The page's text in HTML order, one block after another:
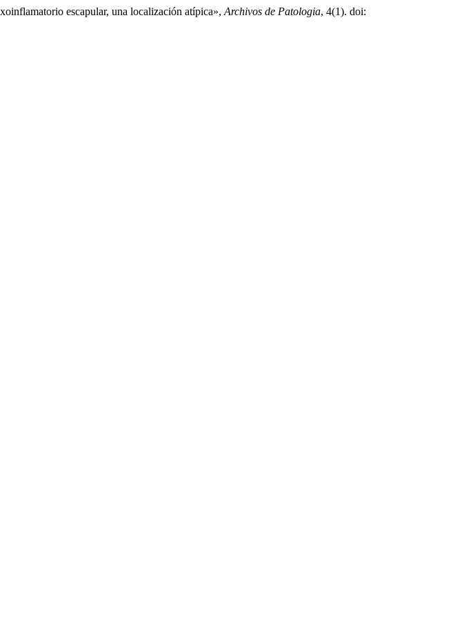
escapular, una localización atípica», Archivos de Patologia, 4(1). doi: